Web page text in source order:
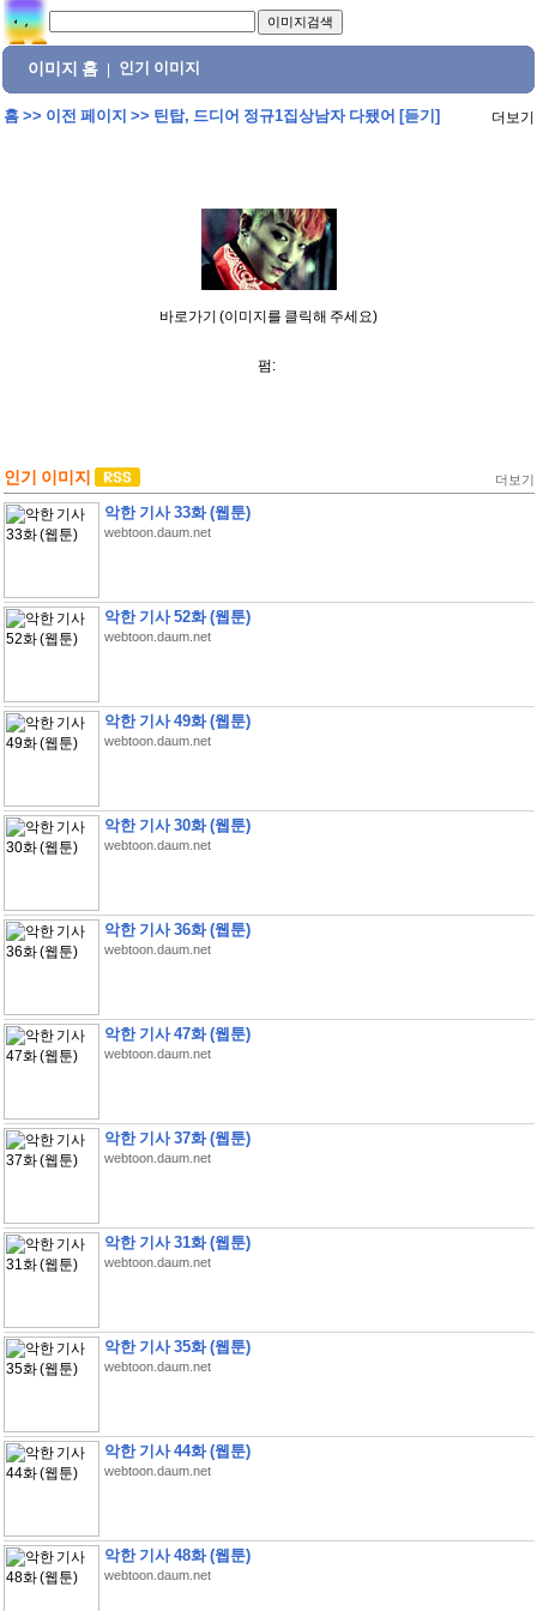
이미지 홈 인기 이미지
홈>> 이전 페이지 >> 틴탑, 드디어 정규1집상남자 다됐어 [듣기] 더보기
바로가기 (이미지를 클릭해 주세요)
펌:
인기 이미지 더보기
악한 기사 33화 (웹툰)
webtoon.daum.net
악한 기사 52화 (웹툰)
webtoon.daum.net
악한 기사 49화 (웹툰)
webtoon.daum.net
악한 기사 30화 (웹툰)
webtoon.daum.net
악한 기사 36화 (웹툰)
webtoon.daum.net
악한 기사 47화 (웹툰)
webtoon.daum.net
악한 기사 37화 (웹툰)
webtoon.daum.net
악한 기사 31화 (웹툰)
webtoon.daum.net
악한 기사 35화 (웹툰)
webtoon.daum.net
악한 기사 44화 (웹툰)
webtoon.daum.net
악한 기사 48화 (웹툰)
webtoon.daum.net